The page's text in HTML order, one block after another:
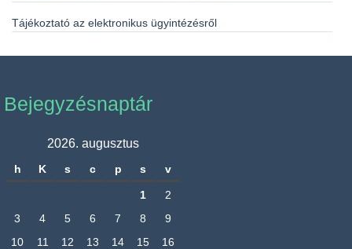
Tájékoztató az elektronikus ügyintézésről
Bejegyzésnaptár
2026. augusztus
h K s c p s v
1
2
3
4 5 6 7 8
9
10
11 12 13 14 15
16